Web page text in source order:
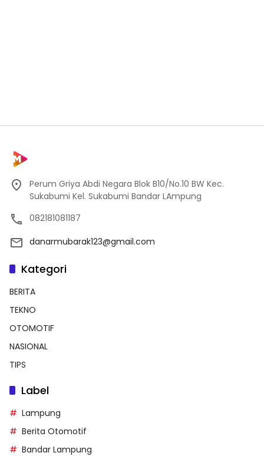
Perum Griya Abdi Negara Blok B10/No.10 BW Kec.
Sukabumi Kel. Sukabumi Bandar LAmpung
082181081187
danarmubarak123@gmail.com
Kategori
BERITA
TEKNO
OTOMOTIF
NASIONAL
TIPS
Label
Lampung
Berita Otomotif
Bandar Lampung